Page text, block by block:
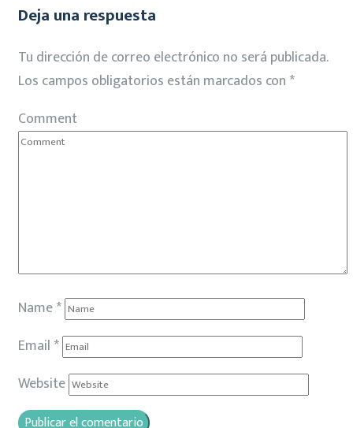
Deja una respuesta
Tu dirección de correo electrónico no será publicada.
Los campos obligatorios están marcados con *
Comment
Name*
Email *
Website